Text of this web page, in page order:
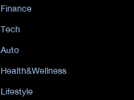
Finance
Tech
Auto
Health&Wellness
Lifestyle